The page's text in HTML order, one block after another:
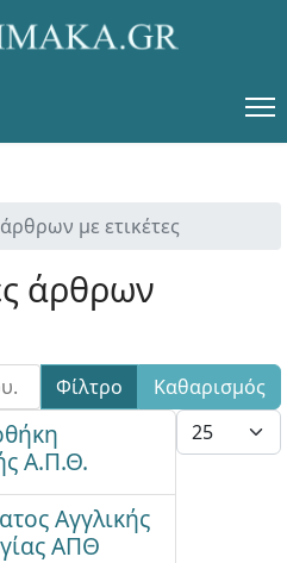
με ετικέτες
άρθρων
Φίλτρο
Καθαρισμός
Εμφάνιση #
Α.Π.Θ.
Αγγλικής
ΑΠΘ